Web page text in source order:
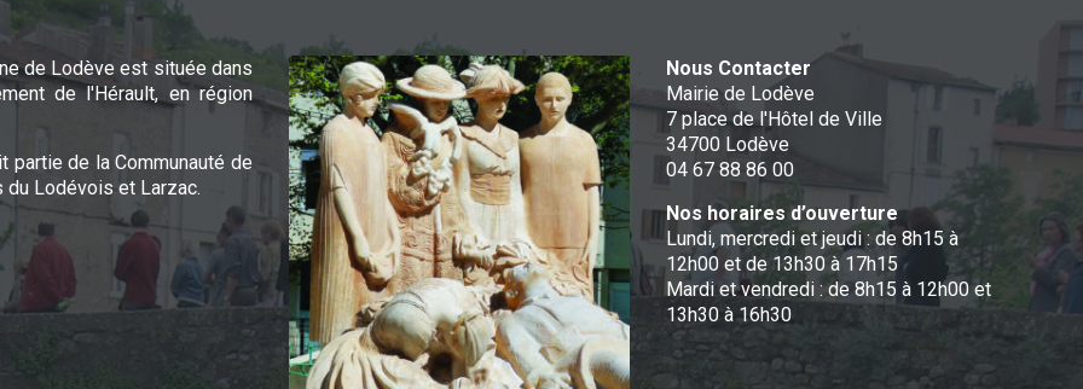
de Lodève est située dans
de l'Hérault, en région
partie de la Communauté de
du Lodévois et Larzac.
Nous Contacter
Mairie de Lodève
7 place de l'Hôtel de Ville
34700 Lodève
04 67 88 86 00
Nos horaires d’ouverture
Lundi, mercredi et jeudi : de 8h15 à
12h00 et de 13h30 à 17h15
Mardi et vendredi : de 8h15 à 12h00 et
13h30 à 16h30